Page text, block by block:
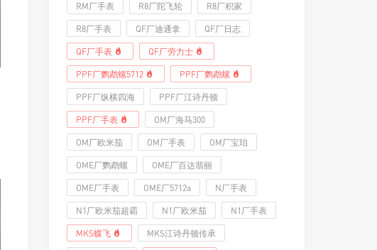
RM厂手表 R8厂陀飞轮 R8厂积家
R8厂手表 QF厂迪通拿 QF厂日志
QF厂手表 QF厂劳力士
PPF厂鹦鹉螺5712 PPF厂鹦鹉螺
PPF厂纵横四海 PPF厂江诗丹顿
PPF厂手表 OM厂海马300
OM厂欧米茄 OM厂手表 OM厂宝珀
OME厂鹦鹉螺 OME厂百达翡丽
OME厂手表 OME厂5712a N厂手表
N1厂欧米茄超霸 N1厂欧米茄 N1厂手表
MKS蝶飞 MKS江诗丹顿传承